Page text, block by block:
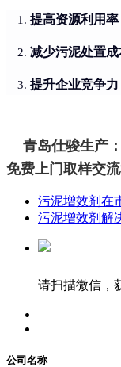
提高资源利用率
减少污泥处置成
提升企业竞争力
青岛仕骏生产：
免费上门取样交
污泥增效剂在
污泥增效剂解
请扫描微信，
公司名称